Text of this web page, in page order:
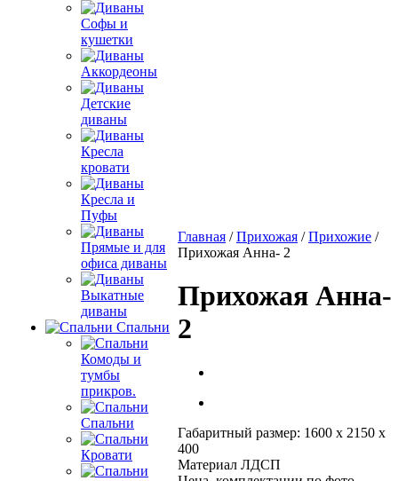
Софы и
кушетки
Аккордеоны
Детские
диваны
Кресла
кровати
Кресла и
Пуфы
Прямые и для
офиса диваны
Выкатные
диваны
Спальни
Комоды и
тумбы
прикров.
Спальни
Кровати
Главная /Прихожая /Прихожие /
Прихожая Анна- 2
Прихожая Анна-
2
Габаритный размер: 1600 х 2150 х
400
Материал ЛДСП